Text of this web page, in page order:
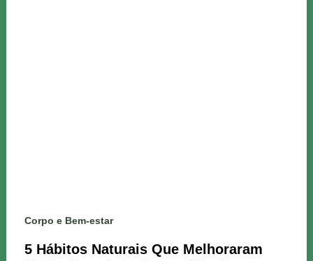
Corpo e Bem-estar
5 Hábitos Naturais Que Melhoraram